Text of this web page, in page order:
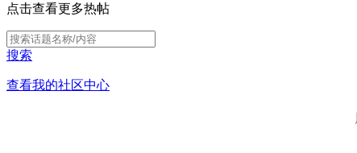
点击查看更多热帖
搜索
查看我的社区中心